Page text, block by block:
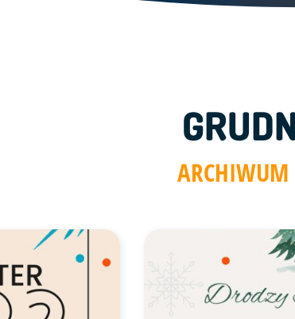
ARCHIWUM
w tle Link do artykułu